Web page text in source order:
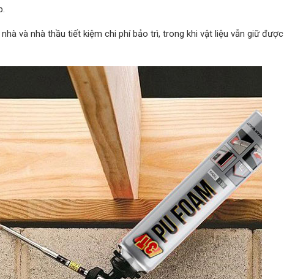
và nhà thầu tiết kiệm chi phí bảo trì, trong khi vật liệu vẫn giữ